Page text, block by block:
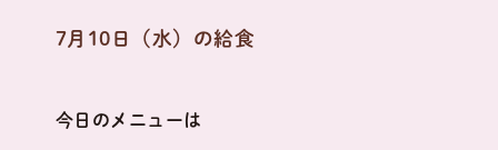
7月10日（水）の給食
今日のメニューは